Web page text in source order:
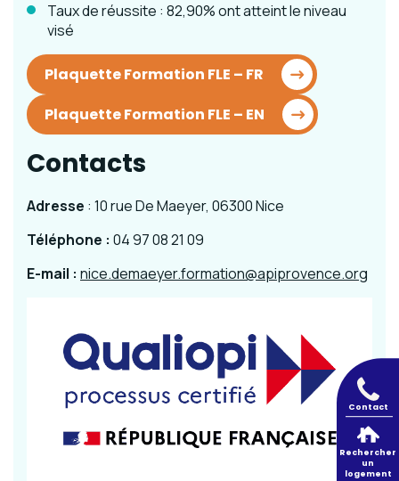
Taux de réussite : 82,90% ont atteint le niveau
visé
Plaquette Formation FLE – FR
Plaquette Formation FLE – EN
Contacts
Adresse : 10 rue De Maeyer, 06300 Nice
Téléphone : 04 97 08 21 09
E-mail : nice.demaeyer.formation@apiprovence.org
Contact
Rechercher
un
logement